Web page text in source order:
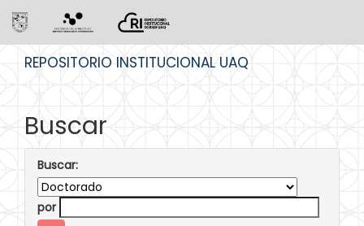
REPOSITORIO INSTITUCIONAL UAQ
Buscar
Buscar:
por